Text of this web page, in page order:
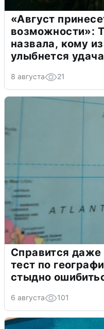
«Август
возможности»:
назвала, кому
улыбнется удача
8 августа 21
Справится
тест по
стыдно
6 августа 101